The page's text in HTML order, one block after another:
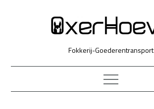
Fokkerij-Goederentransport